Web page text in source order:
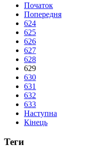
Початок
Попередня
624
625
626
627
628
629
630
631
632
633
Наступна
Кінець
Теги